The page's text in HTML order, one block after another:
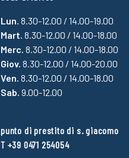
Lun. 8.30-12.00 / 14.00-19.00
Mart. 8.30-12.00 / 14.00-18.00
Merc. 8.30-12.00 / 14.00-18.00
Giov. 8.30-12.00 / 14.00-20.00
Ven. 8.30-12.00 / 14.00-18.00
Sab. 9.00-12.00
punto di prestito di s. giacomo
T +39 0471 254054